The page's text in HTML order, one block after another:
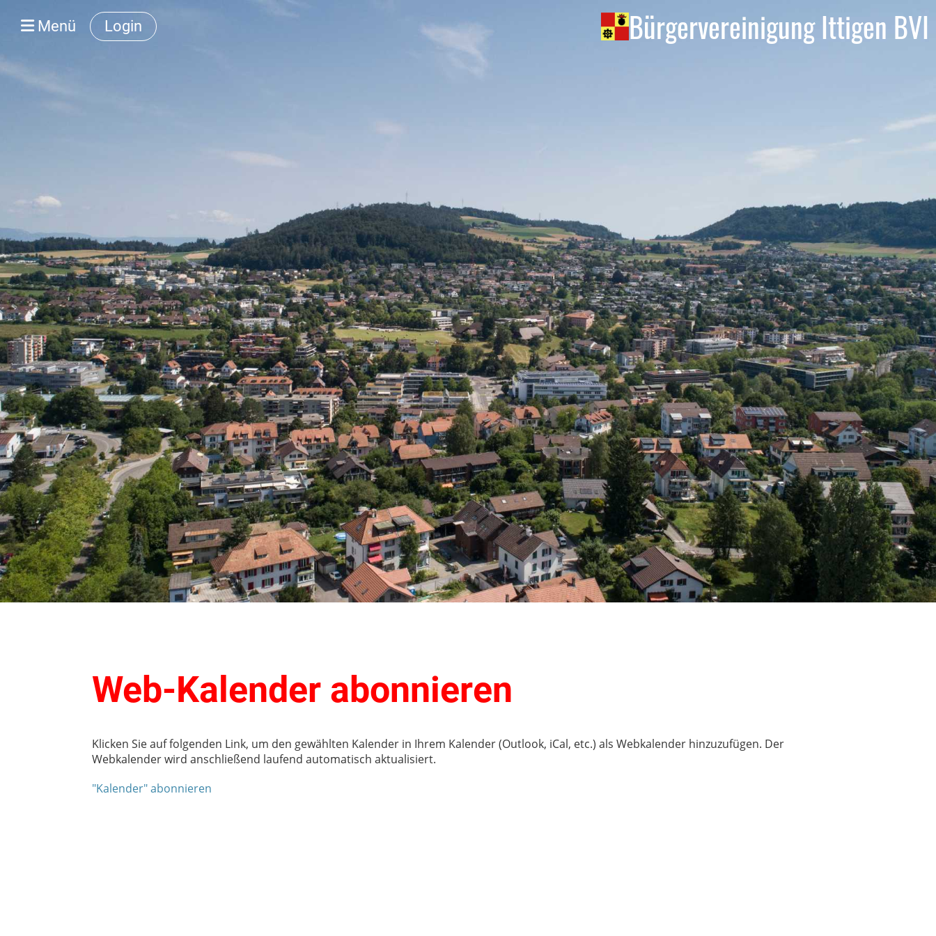
Bürgervereinigung Ittigen BVI
Login
Menü
Web-Kalender abonnieren
Klicken Sie auf folgenden Link, um den gewählten Kalender in Ihrem Kalender (Outlook, iCal, etc.) als Webkalender hinzuzufügen. Der
Webkalender wird anschließend laufend automatisch aktualisiert.
"Kalender" abonnieren